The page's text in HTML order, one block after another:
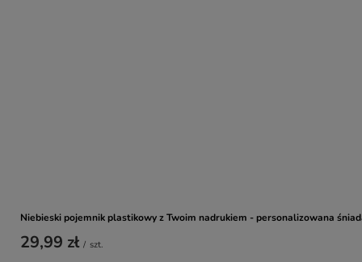
Niebieski pojemnik plastikowy z Twoim nadrukiem - personalizowana
29,99 zł / szt.